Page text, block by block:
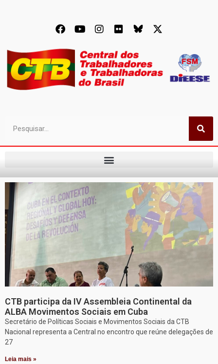
CTB participa da IV Assembleia Continental da
ALBA Movimentos Sociais em Cuba
Secretário de Políticas Sociais e Movimentos Sociais da CTB
Nacional representa a Central no encontro que reúne delegações de
27
Leia mais »